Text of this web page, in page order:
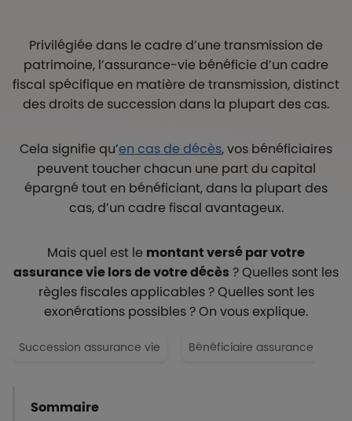
Privilégiée dans le cadre d’une transmission de
patrimoine, l’assurance-vie bénéficie d’un cadre
fiscal spécifique en matière de transmission, distinct
des droits de succession dans la plupart des cas.
Cela signifie qu’en cas de décès, vos bénéficiaires
peuvent toucher chacun une part du capital
épargné tout en bénéficiant, dans la plupart des
cas, d’un cadre fiscal avantageux.
Mais quel est le montant versé par votre
assurance vie lors de votre décès ? Quelles sont les
règles fiscales applicables ? Quelles sont les
exonérations possibles ? On vous explique.
Succession assurance vie Bénéficiaire assurance vie
Sommaire